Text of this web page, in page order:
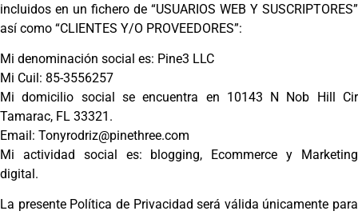
incluidos en un fichero de “USUARIOS WEB Y SUSCRIPTORES”
así como “CLIENTES Y/O PROVEEDORES”:
Mi denominación social es: Pine3 LLC
Mi Cuil: 85-3556257
Mi domicilio social se encuentra en 10143 N Nob Hill Cir
Tamarac, FL 33321.
Email: Tonyrodriz@pinethree.com
Mi actividad social es: blogging, Ecommerce y Marketing
digital.
La presente Política de Privacidad será válida únicamente para